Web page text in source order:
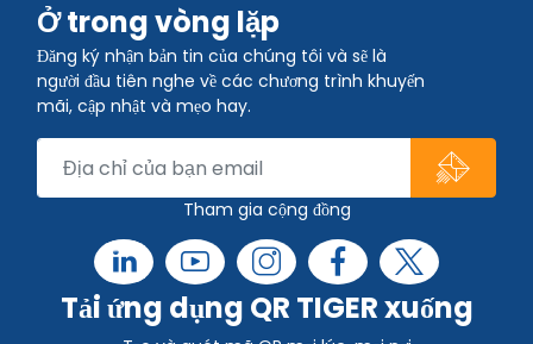
Ở trong vòng lặp
Đăng ký nhận bản tin của chúng tôi và sẽ là
người đầu tiên nghe về các chương trình khuyến
mãi, cập nhật và mẹo hay.
Tham gia cộng đồng
Tải ứng dụng QR TIGER xuống